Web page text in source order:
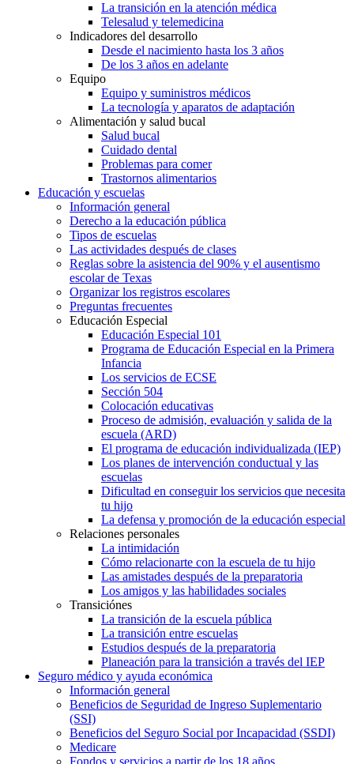
La transición en la atención médica
Telesalud y telemedicina
Indicadores del desarrollo
Desde el nacimiento hasta los 3 años
De los 3 años en adelante
Equipo
Equipo y suministros médicos
La tecnología y aparatos de adaptación
Alimentación y salud bucal
Salud bucal
Cuidado dental
Problemas para comer
Trastornos alimentarios
Educación y escuelas
Información general
Derecho a la educación pública
Tipos de escuelas
Las actividades después de clases
Reglas sobre la asistencia del 90% y el ausentismo
escolar de Texas
Organizar los registros escolares
Preguntas frecuentes
Educación Especial
Educación Especial 101
Programa de Educación Especial en la Primera
Infancia
Los servicios de ECSE
Sección 504
Colocación educativas
Proceso de admisión, evaluación y salida de la
escuela (ARD)
El programa de educación individualizada (IEP)
Los planes de intervención conductual y las
escuelas
Dificultad en conseguir los servicios que necesita
tu hijo
La defensa y promoción de la educación especial
Relaciones personales
La intimidación
Cómo relacionarte con la escuela de tu hijo
Las amistades después de la preparatoria
Los amigos y las habilidades sociales
Transiciónes
La transición de la escuela pública
La transición entre escuelas
Estudios después de la preparatoria
Planeación para la transición a través del IEP
Seguro médico y ayuda económica
Información general
Beneficios de Seguridad de Ingreso Suplementario
(SSI)
Beneficios del Seguro Social por Incapacidad (SSDI)
Medicare
Fondos y servicios a partir de los 18 años